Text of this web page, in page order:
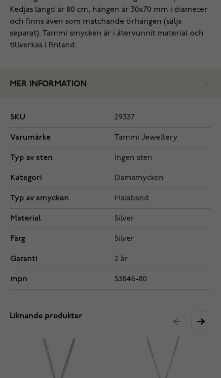
Kedjas längd är 80 cm, hängen är 30x70 mm i diameter
och finns även som matchande örhängen (säljs
separat). Tammi smycken är i återvunnit material och
tillverkas i Finland.
MER INFORMATION
SKU 29337
Varumärke Tammi Jewellery
Typ av sten Ingen sten
Kategori Damsmycken
Typ av smycken Halsband
Material Silver
Färg Silver
Garanti 2 år
mpn S3846-80
Liknande produkter